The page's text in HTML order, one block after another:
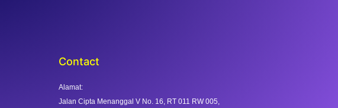
Contact
Alamat:
Jalan Cipta Menanggal V No. 16, RT 011 RW 005,